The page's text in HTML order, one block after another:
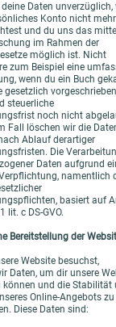
Daten unverzüglich,
Konto nicht mehr
und du uns das
im Rahmen der
möglich ist. Nicht
zum Beispiel eine
wenn du ein Buch
gesetzlich
steuerliche
noch nicht
Fall löschen wir die
Ablauf derartiger
Die
Daten aufgrund
namentlich
basiert auf
lit. c DS-GVO.
Bereitstellung der
Website besuchst,
Daten, um dir unsere
können und die Stabilität
Online-Angebots zu
Diese Daten sind: